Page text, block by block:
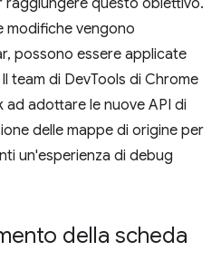
raggiungere questo obiettivo.
modifiche vengono
possono essere applicate
team di DevTools di Chrome
adottare le nuove API di
delle mappe di origine per
un'esperienza di debug
della scheda